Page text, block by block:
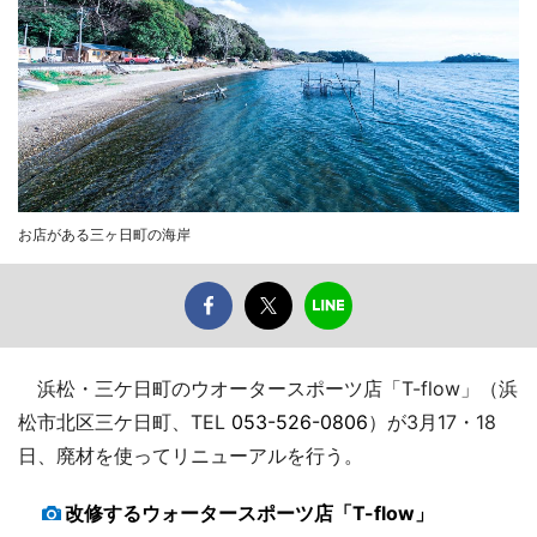
お店がある三ヶ日町の海岸
浜松・三ケ日町のウオータースポーツ店「T-flow」（浜
松市北区三ケ日町、TEL 053-526-0806）が3月17・18
日、廃材を使ってリニューアルを行う。
改修するウォータースポーツ店「T-flow」